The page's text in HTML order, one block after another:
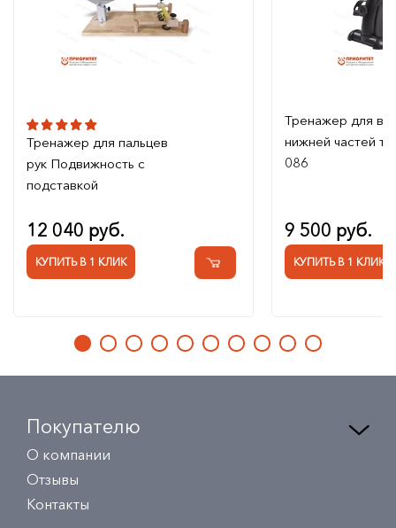
Тренажер для пальцев
рук Подвижность с
подставкой
12 040 руб.
КУПИТЬ В 1 КЛИК
Тренажер для
нижней частей
086
9 500 руб.
КУПИТЬ В 1 КЛИК
Покупателю
О компании
Отзывы
Контакты